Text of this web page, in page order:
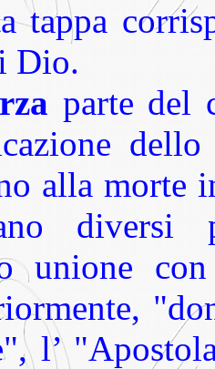
tappa
Dio.
parte del
alla morte
diversi
unione
l’